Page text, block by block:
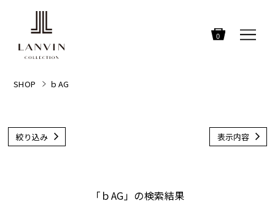
0
SHOP ｂAG
絞り込み 表示内容
「ｂAG」の検索結果